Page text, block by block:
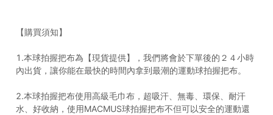
【購買須知】
1.本球拍握把布為【現貨提供】，我們將會於下單後的２４小時
內出貨，讓你能在最快的時間內拿到最潮的運動球拍握把布。
2.本球拍握把布使用高級毛巾布，超吸汗、無毒、環保、耐汗
水、好收納，使用MACMUS球拍握把布不但可以安全的運動還